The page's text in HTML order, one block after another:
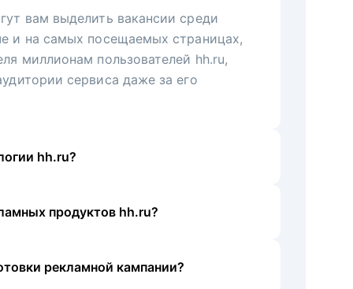
вам выделить вакансии среди
и на самых посещаемых страницах,
миллионам пользователей hh.ru,
сервиса даже за его
hh.ru?
продуктов hh.ru?
рекламной кампании?